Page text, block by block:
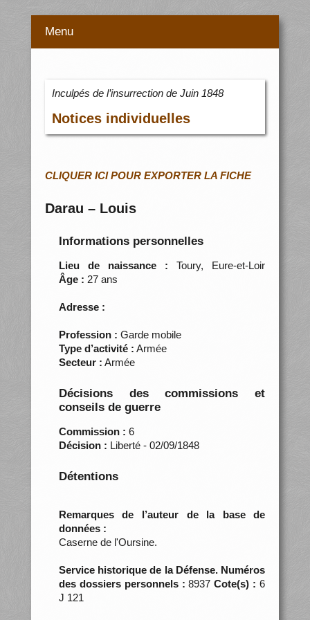
Menu
Inculpés de l’insurrection de Juin 1848
Notices individuelles
CLIQUER ICI POUR EXPORTER LA FICHE
Darau – Louis
Informations personnelles
Lieu de naissance : Toury, Eure-et-Loir
Âge : 27 ans
Adresse :
Profession : Garde mobile
Type d’activité : Armée
Secteur : Armée
Décisions des commissions et
conseils de guerre
Commission : 6
Décision : Liberté - 02/09/1848
Détentions
Remarques de l’auteur de la base de
données :
Caserne de l'Oursine.
Service historique de la Défense. Numéros
des dossiers personnels :8937Cote(s) : 6
J 121